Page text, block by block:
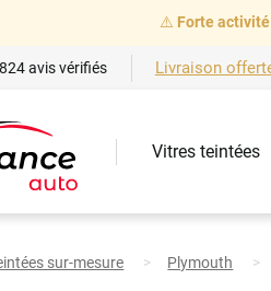
⚠️ Forte activité
avis vérifiés Livraison
Vitres teintées
sur-mesure Plymouth
Berline 4portes(1989 -
votre marque